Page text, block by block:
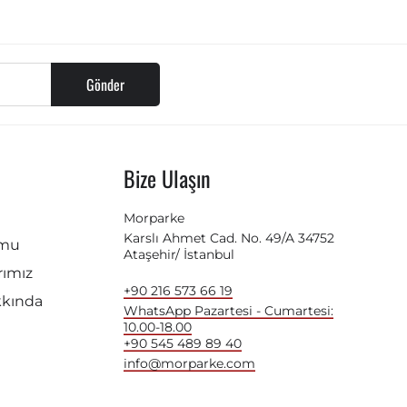
Gönder
Bize Ulaşın
Morparke
Karslı Ahmet Cad. No. 49/A 34752
Ataşehir/ İstanbul
+90 216 573 66 19
WhatsApp Pazartesi - Cumartesi:
10.00-18.00
+90 545 489 89 40
info@morparke.com